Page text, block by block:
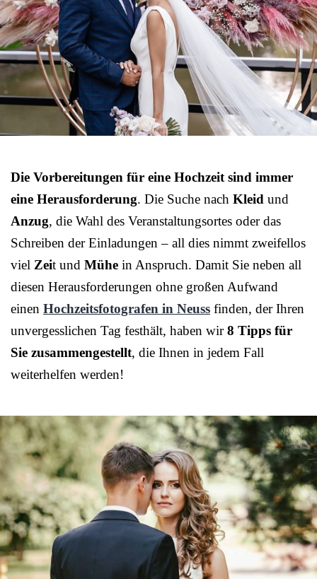
Die Vorbereitungen für eine Hochzeit sind immer
eine Herausforderung. Die Suche nach Kleid und
Anzug, die Wahl des Veranstaltungsortes oder das
Schreiben der Einladungen – all dies nimmt zweifellos
viel Zeit und Mühe in Anspruch. Damit Sie neben all
diesen Herausforderungen ohne großen Aufwand
einen Hochzeitsfotografen in Neuss finden, der Ihren
unvergesslichen Tag festhält, haben wir8 Tipps für
Sie zusammengestellt, die Ihnen in jedem Fall
weiterhelfen werden!